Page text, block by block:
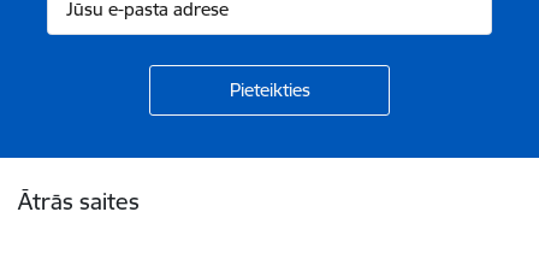
Ātrās saites